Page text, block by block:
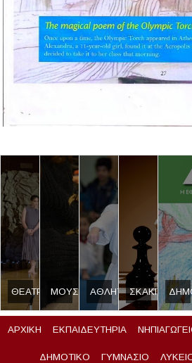
ΘΕΑΤΡΟ ΜΟΥΣΙΚΗΑΘΛΗΤΙΣΜΟΣ
ΣΚΑΚΙ
ΑΡΧΙΚΗ ΕΚΠΑΙΔΕΥΤΗΡΙΑ
ΔΗΜΟΤΙΚΟ ΓΥΜΝΑΣΙΟ